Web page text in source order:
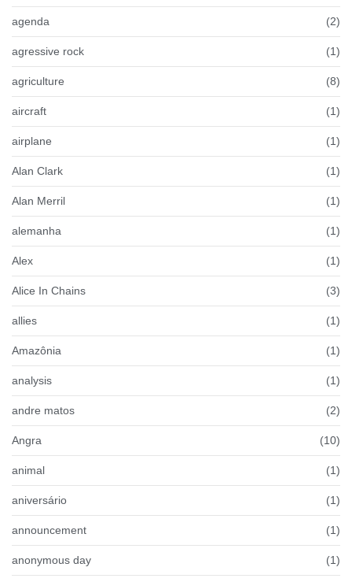
agenda (2)
agressive rock (1)
agriculture (8)
aircraft (1)
airplane (1)
Alan Clark (1)
Alan Merril (1)
alemanha (1)
Alex (1)
Alice In Chains (3)
allies (1)
Amazônia (1)
analysis (1)
andre matos (2)
Angra (10)
animal (1)
aniversário (1)
announcement (1)
anonymous day (1)